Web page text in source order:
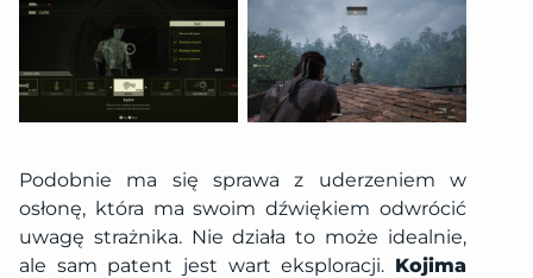
Podobnie ma się sprawa z uderzeniem w
osłonę, która ma swoim dźwiękiem odwrócić
uwagę strażnika. Nie działa to może idealnie,
ale sam patent jest wart eksploracji. Kojima